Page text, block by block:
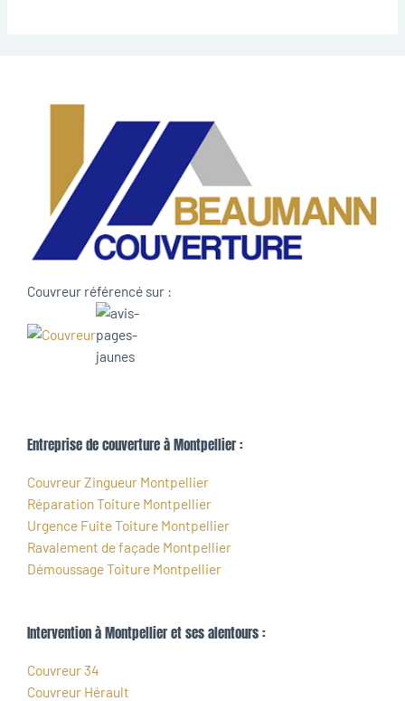
Couvreur référencé sur :
Entreprise de couverture à Montpellier :
Couvreur Zingueur Montpellier
Réparation Toiture Montpellier
Urgence Fuite Toiture Montpellier
Ravalement de façade Montpellier
Démoussage Toiture Montpellier
Intervention à Montpellier et ses alentours :
Couvreur 34
Couvreur Hérault